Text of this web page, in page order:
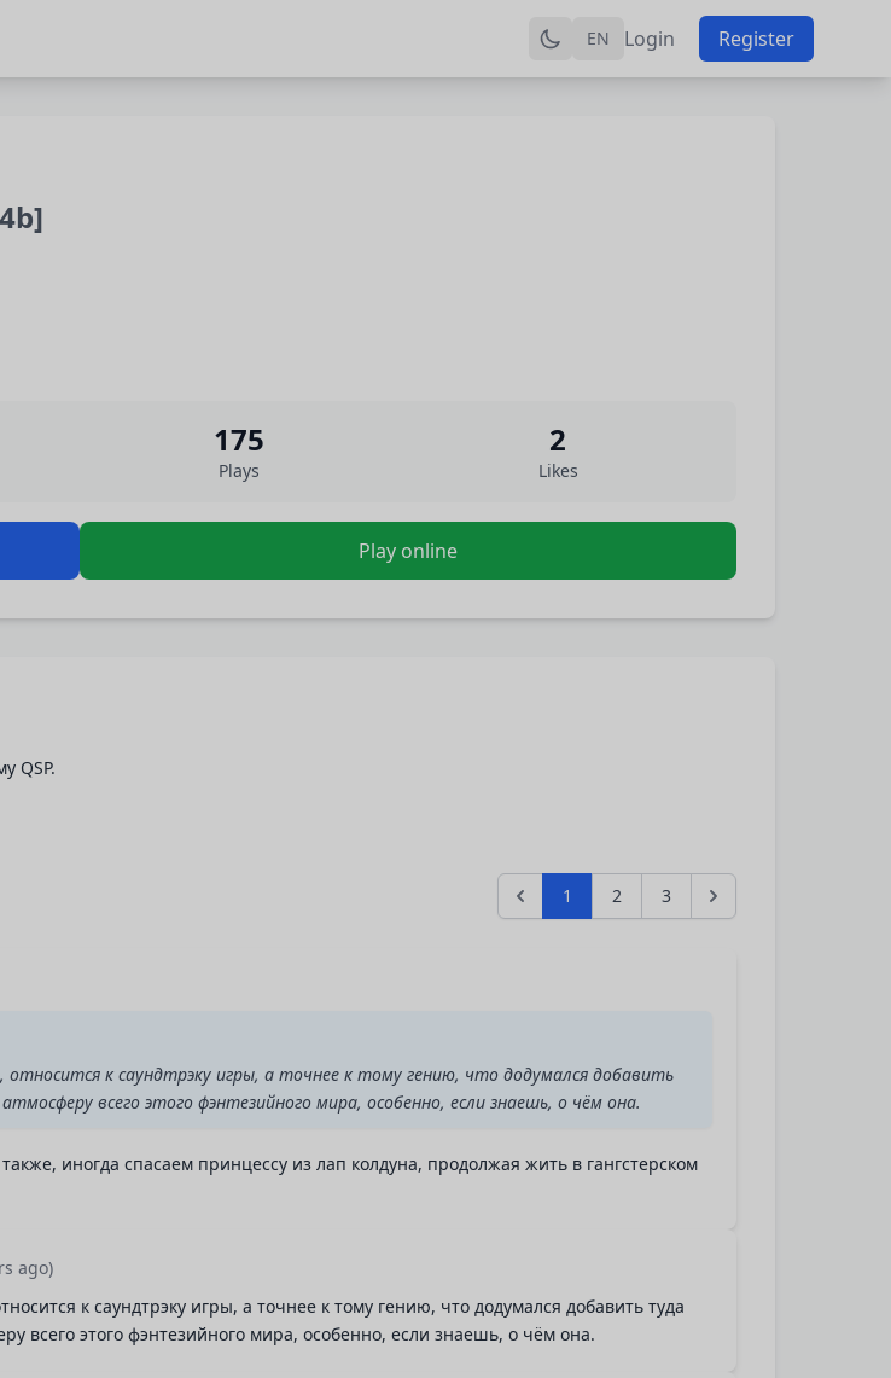
EN Login Register
175
Plays
2
Likes
Play online
QSP.
1 2 3
к саундтрэку игры, а точнее к тому гению, что додумался добавить
всего этого фэнтезийного мира, особенно, если знаешь, о чём она.
иногда спасаем принцессу из лап колдуна, продолжая жить в гангстерском
ago)
к саундтрэку игры, а точнее к тому гению, что додумался добавить туда
всего этого фэнтезийного мира, особенно, если знаешь, о чём она.